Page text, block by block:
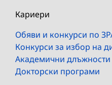
Кариери
Обяви и конкурси по
Конкурси за избор на
Академични длъжности
Докторски програми